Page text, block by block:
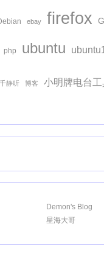
ebay firefox
php ubuntu
静听 博客 小明牌电台工
Demon's Blog
星海大哥